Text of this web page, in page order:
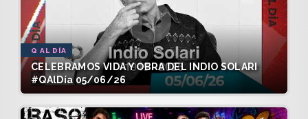
Q AL DÍA
CELEBRAMOS VIDA Y OBRA DEL INDIO SOLARI
#QAlDía 05/06/26